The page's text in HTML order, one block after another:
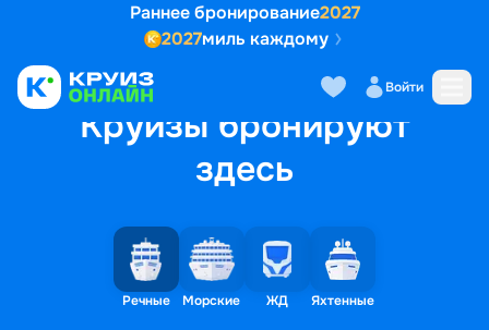
Раннее бронирование2027
2027миль каждому
Войти
Круизы бронируют
здесь
Речные Морские ЖД Яхтенные